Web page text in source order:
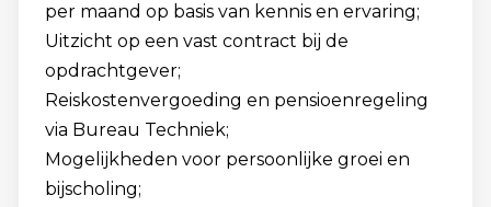
per maand op basis van kennis en ervaring;
Uitzicht op een vast contract bij de
opdrachtgever;
Reiskostenvergoeding en pensioenregeling
via Bureau Techniek;
Mogelijkheden voor persoonlijke groei en
bijscholing;